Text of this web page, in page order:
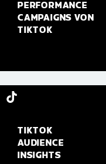
PERFORMANCE
CAMPAIGNS VON
TIKTOK
TIKTOK
AUDIENCE
INSIGHTS